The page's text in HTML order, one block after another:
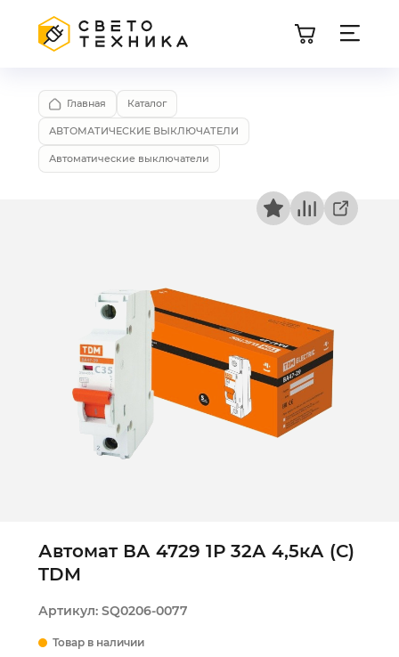
Главная Каталог
АВТОМАТИЧЕСКИЕ ВЫКЛЮЧАТЕЛИ
Автоматические выключатели
Автомат ВА 4729 1Р 32А 4,5кА (С)
TDM
Артикул: SQ0206-0077
Товар в наличии